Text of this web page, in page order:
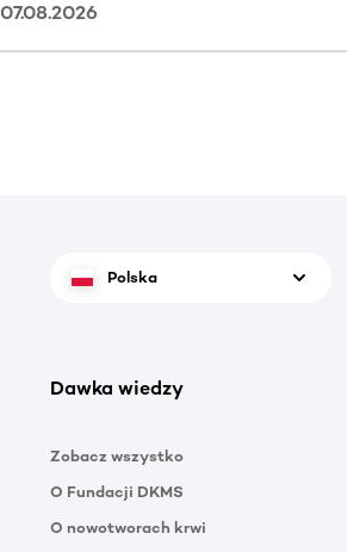
07.08.2026
Polska
Dawka wiedzy
Zobacz wszystko
O Fundacji DKMS
O nowotworach krwi